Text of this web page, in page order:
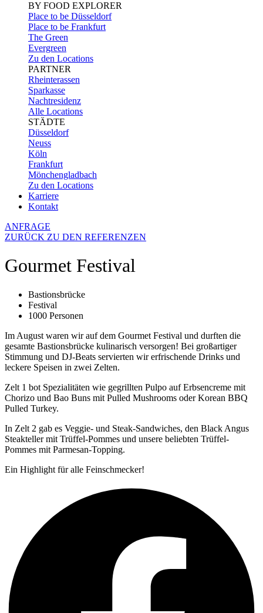
BY FOOD EXPLORER
Place to be Düsseldorf
Place to be Frankfurt
The Green
Evergreen
Zu den Locations
PARTNER
Rheinterassen
Sparkasse
Nachtresidenz
Alle Locations
STÄDTE
Düsseldorf
Neuss
Köln
Frankfurt
Mönchengladbach
Zu den Locations
Karriere
Kontakt
ANFRAGE
ZURÜCK ZU DEN REFERENZEN
Gourmet Festival
Bastionsbrücke
Festival
1000 Personen
Im August waren wir auf dem Gourmet Festival und durften die
gesamte Bastionsbrücke kulinarisch versorgen! Bei großartiger
Stimmung und DJ-Beats servierten wir erfrischende Drinks und
leckere Speisen in zwei Zelten.
Zelt 1 bot Spezialitäten wie gegrillten Pulpo auf Erbsencreme mit
Chorizo und Bao Buns mit Pulled Mushrooms oder Korean BBQ
Pulled Turkey.
In Zelt 2 gab es Veggie- und Steak-Sandwiches, den Black Angus
Steakteller mit Trüffel-Pommes und unsere beliebten Trüffel-
Pommes mit Parmesan-Topping.
Ein Highlight für alle Feinschmecker!